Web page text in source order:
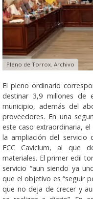
Pleno de Torrox. Archivo
El pleno ordinario
destinar 3,9 millones de
municipio, además del
proveedores. En una
este caso extraordinaria,
la ampliación del servicio
FCC Caviclum, al que
materiales. El primer edil
servicio “aun siendo ya
que el objetivo es “seguir
que no deja de crecer y